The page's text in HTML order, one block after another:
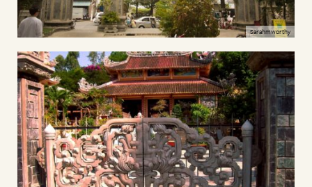
Sarahmworthy